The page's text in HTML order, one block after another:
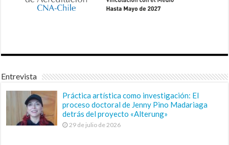
Entrevista
Práctica artística como investigación: El
proceso doctoral de Jenny Pino Madariaga
detrás del proyecto «Alterung»
29 de julio de 2026